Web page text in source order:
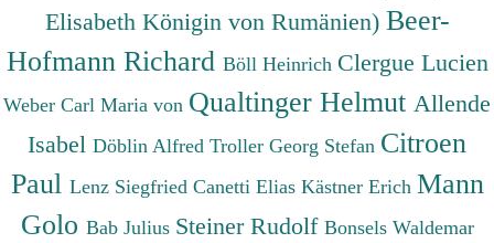
Elisabeth Königin von Rumänien) Beer-
Hofmann Richard Böll Heinrich Clergue Lucien
Weber Carl Maria von Qualtinger Helmut Allende
Isabel Döblin Alfred Troller Georg Stefan Citroen
Paul Lenz Siegfried Canetti Elias Kästner Erich Mann
Golo Bab Julius Steiner Rudolf Bonsels Waldemar